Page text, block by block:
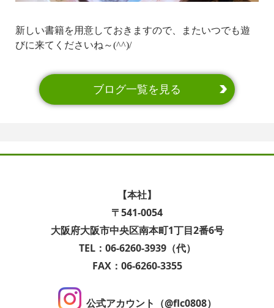
新しい書籍を用意しておきますので、またいつでも遊
びに来てくださいね～(^^)/
ブログ一覧を見る
【本社】
〒541-0054
大阪府大阪市中央区南本町1丁目2番6号
TEL：06-6260-3939（代）
FAX：06-6260-3355
公式アカウント（@flc0808）